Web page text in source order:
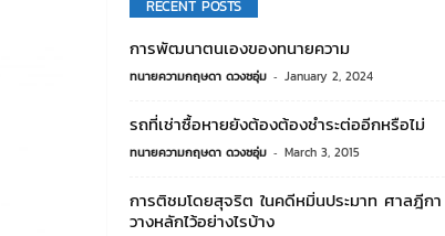
RECENT POSTS
การพัฒนาตนเองของทนายความ
ทนายความกฤษดา ดวงชอุ่ม - January 2, 2024
รถที่เช่าซื้อหายยังต้องต้องชำระต่ออีกหรือไม่
ทนายความกฤษดา ดวงชอุ่ม - March 3, 2015
การติชมโดยสุจริต ในคดีหมิ่นประมาท ศาลฎีกา
วางหลักไว้อย่างไรบ้าง